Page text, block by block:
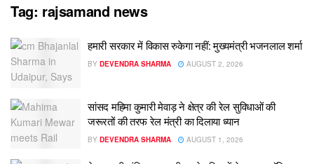
Tag: rajsamand news
हमारी सरकार में विकास रुकेगा नहीं: मुख्यमंत्री भजनलाल शर्मा
BY DEVENDRA SHARMA AUGUST 2, 2026
सांसद महिमा कुमारी मेवाड़ ने क्षेत्र की रेल सुविधाओं की
जरूरतों की तरफ रेल मंत्री का दिलाया ध्यान
BY DEVENDRA SHARMA AUGUST 1, 2026